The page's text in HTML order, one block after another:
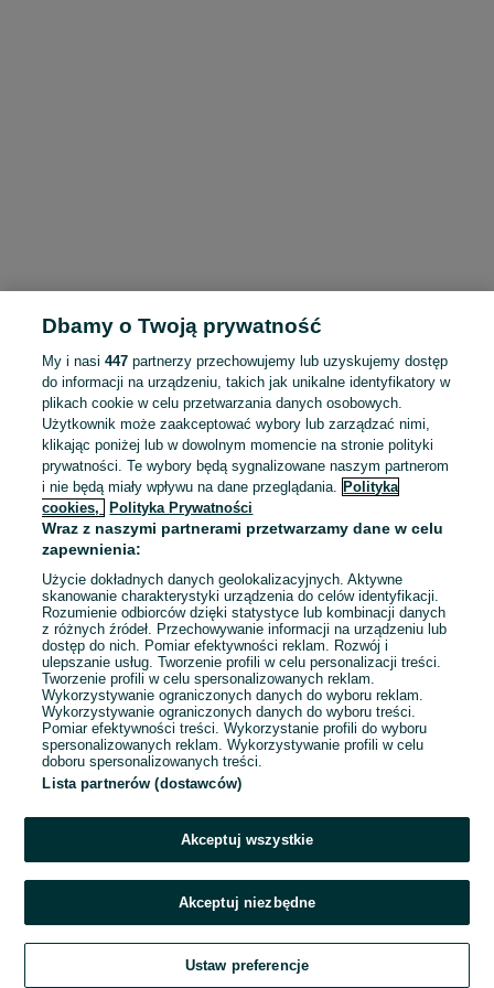
To ogłoszenie nie jest już dostępne
Przejdź na stronę główną
Dbamy o Twoją prywatność
My i nasi447 partnerzy przechowujemy lub uzyskujemy dostęp
do informacji na urządzeniu, takich jak unikalne identyfikatory w
plikach cookie w celu przetwarzania danych osobowych.
Użytkownik może zaakceptować wybory lub zarządzać nimi,
klikając poniżej lub w dowolnym momencie na stronie polityki
prywatności. Te wybory będą sygnalizowane naszym partnerom
i nie będą miały wpływu na dane przeglądania. Polityka
cookies,
Polityka Prywatności
Wraz z naszymi partnerami przetwarzamy dane w celu
zapewnienia:
Użycie dokładnych danych geolokalizacyjnych. Aktywne
skanowanie charakterystyki urządzenia do celów identyfikacji.
Rozumienie odbiorców dzięki statystyce lub kombinacji danych
z różnych źródeł. Przechowywanie informacji na urządzeniu lub
dostęp do nich. Pomiar efektywności reklam. Rozwój i
ulepszanie usług. Tworzenie profili w celu personalizacji treści.
Tworzenie profili w celu spersonalizowanych reklam.
Wykorzystywanie ograniczonych danych do wyboru reklam.
Wykorzystywanie ograniczonych danych do wyboru treści.
Pomiar efektywności treści. Wykorzystanie profili do wyboru
spersonalizowanych reklam. Wykorzystywanie profili w celu
doboru spersonalizowanych treści.
Lista partnerów (dostawców)
Akceptuj wszystkie
Akceptuj niezbędne
Ustaw preferencje